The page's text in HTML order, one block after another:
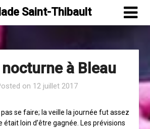
Saint-Thibault
à Bleau
on 12 juillet 2017
pas se faire; la veille la journée fut assez
était loin d’être gagnée. Les prévisions